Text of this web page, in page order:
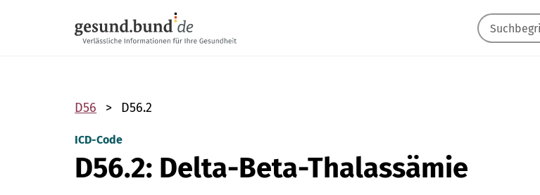
D56 D56.2
ICD-Code
D56.2: Delta-Beta-Thalassämie